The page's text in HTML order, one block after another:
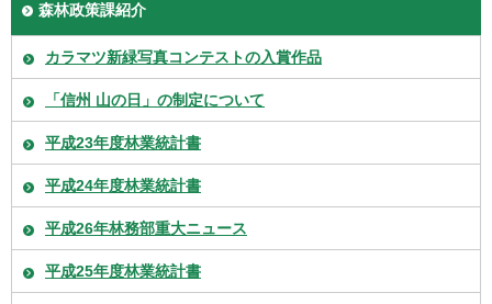
森林政策課紹介
カラマツ新緑写真コンテストの入賞作品
「信州 山の日」の制定について
平成23年度林業統計書
平成24年度林業統計書
平成26年林務部重大ニュース
平成25年度林業統計書